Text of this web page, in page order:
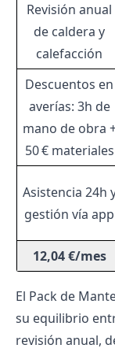
Revisión anual
de caldera y
calefacción
Descuentos en
averías: 3h de
mano de obra
50 € materiales
Asistencia 24h
gestión vía app
12,04 €/mes
El Pack de
su equilibrio
revisión anual,